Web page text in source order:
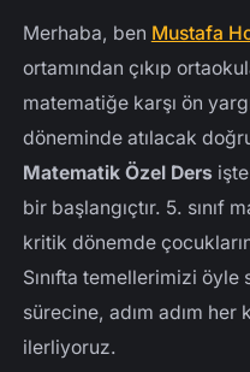
Kalabalık Sınıflar
Yeni Nesil Sorularla
Velilerimizle
5. Sınıf Matematik
LGS'den TYT'ye
Merhaba, ben Mustafa
ortamından çıkıp
matematiğe karşı ön
döneminde atılacak
Matematik Özel Dersişte
bir başlangıçtır. 5. sınıf
kritik dönemde
Sınıfta temellerimizi öyle
sürecine, adım adım
ilerliyoruz.